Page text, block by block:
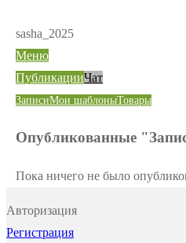
sasha_2025
Меню
ПубликацииЧат
ЗаписиМои шаблоныТовары
Опубликованные
Пока ничего не было
Авторизация
Регистрация